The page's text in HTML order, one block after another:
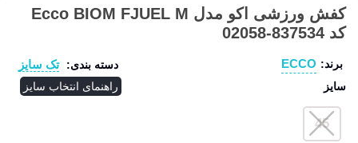
کفش ورزشی اکو مدل Ecco BIOM FJUEL M
کد 837534-02058
برند: ECCO دسته بندی: تک سایز
سایز راهنمای انتخاب سایز
45